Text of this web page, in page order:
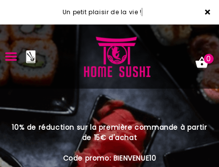
×
Un petit plaisir de la vie !
ACCUEIL
VOTRE COMPTE
0
10% de réduction sur la première commande à partir
de 15€ d'achat
Code promo: BIENVENUE10